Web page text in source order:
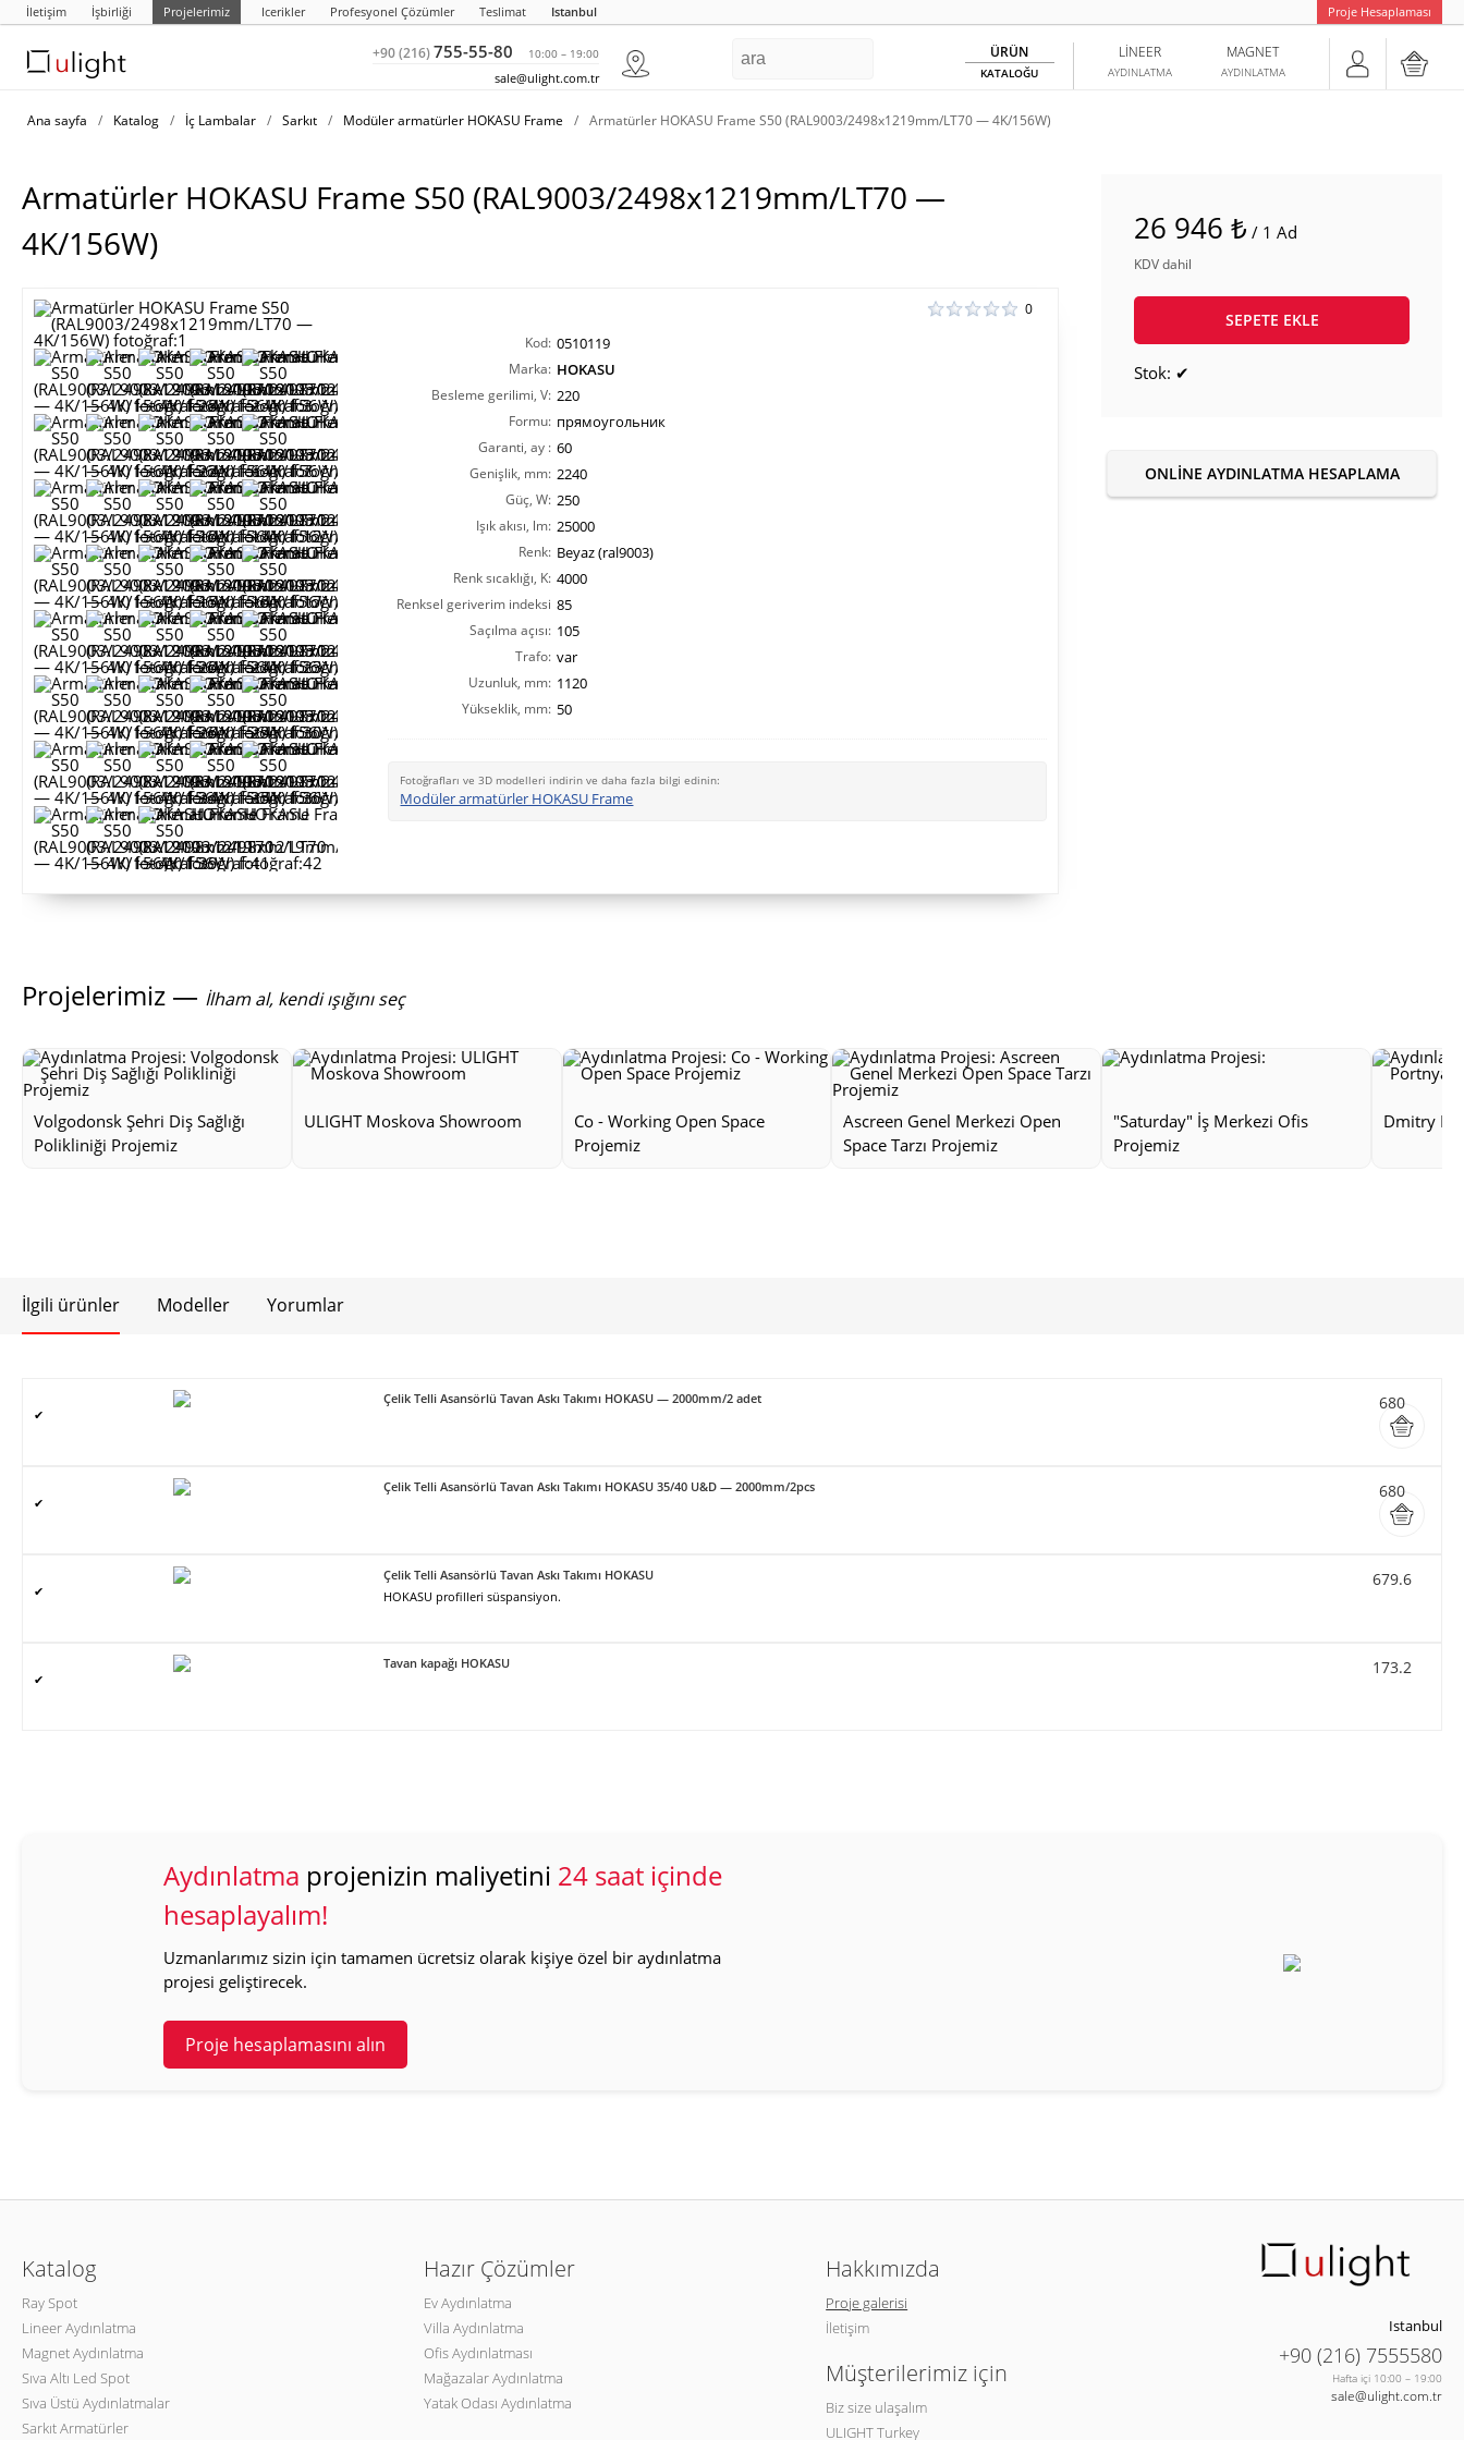
İletişim İşbirliği Projelerimiz Icerikler Profesyonel Çözümler Teslimat Istanbul Proje Hesaplaması
+90 (216)755-55-80 10:00 – 19:00
sale@ulight.com.tr
MAGNET
AYDINLATMA
LINEER
AYDINLATMA
ÜRÜN
KATALOĞU
Ana sayfa / Katalog / İç Lambalar / Sarkıt / Modüler armatürler HOKASU Frame / Armatürler HOKASU Frame S50 (RAL9003/2498x1219mm/LT70 — 4K/156W)
Armatürler HOKASU Frame S50 (RAL9003/2498x1219mm/LT70 —
4K/156W)
0
Kod: 0510119
Marka: HOKASU
Besleme gerilimi, V: 220
Formu: прямоугольник
Garanti, ay : 60
Genişlik, mm: 2240
Güç, W: 250
Işık akısı, lm: 25000
Renk: Beyaz (ral9003)
Renk sıcaklığı, K: 4000
Renksel geriverim indeksi
CRI(Ra):
85
Saçılma açısı: 105
Trafo: var
Uzunluk, mm: 1120
Yükseklik, mm: 50
Fotoğrafları ve 3D modelleri indirin ve daha fazla bilgi edinin:
Modüler armatürler HOKASU Frame
26 946 ₺ / 1 Ad
KDV dahil
SEPETE EKLE
Stok: ✔
ONLINE AYDINLATMA HESAPLAMA
Projelerimiz — İlham al, kendi ışığını seç
Volgodonsk Şehri Diş Sağlığı
Polikliniği Projemiz
ULIGHT Moskova Showroom
Co - Working Open Space
Projemiz
Ascreen Genel Merkezi Open
Space Tarzı Projemiz
"Saturday" İş Merkezi Ofis
Projemiz
Dmitry
İlgili ürünler Modeller Yorumlar
✔
Çelik Telli Asansörlü Tavan Askı Takımı HOKASU — 2000mm/2 adet 680
✔
Çelik Telli Asansörlü Tavan Askı Takımı HOKASU 35/40 U&D — 2000mm/2pcs 680
✔
Çelik Telli Asansörlü Tavan Askı Takımı HOKASU
HOKASU profilleri süspansiyon.
679.6
✔
Tavan kapağı HOKASU 173.2
Aydınlatma projenizin maliyetini 24 saat içinde
hesaplayalım!
Uzmanlarımız sizin için tamamen ücretsiz olarak kişiye özel bir aydınlatma
projesi geliştirecek.
Proje hesaplamasını alın
Katalog
Ray Spot
Lineer Aydınlatma
Magnet Aydınlatma
Sıva Altı Led Spot
Sıva Üstü Aydınlatmalar
Sarkıt Armatürler
Hazır Çözümler
Ev Aydınlatma
Villa Aydınlatma
Ofis Aydınlatması
Mağazalar Aydınlatma
Yatak Odası Aydınlatma
Hakkımızda
Proje galerisi
İletişim
Müşterilerimiz için
Biz size ulaşalım
ULIGHT Turkey
Istanbul
+90 (216) 7555580
Hafta içi 10:00 – 19:00
sale@ulight.com.tr